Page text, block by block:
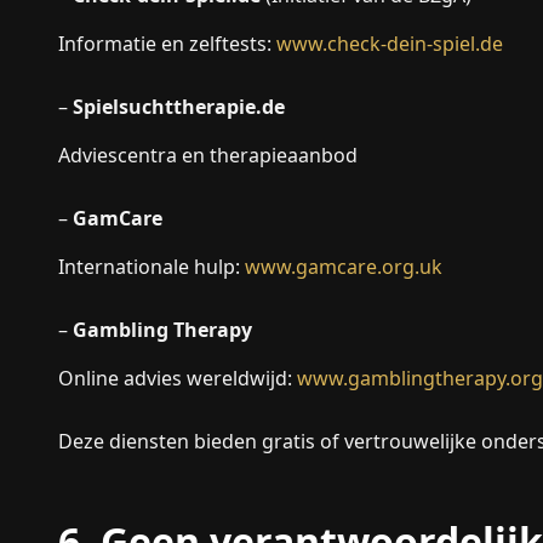
Informatie en zelftests: www.check-dein-spiel.de
–Spielsuchttherapie.de
Adviescentra en therapieaanbod
– GamCare
Internationale hulp: www.gamcare.org.uk
– Gambling Therapy
Online advies wereldwijd: www.gamblingtherapy.org
Deze diensten bieden gratis of vertrouwelijke